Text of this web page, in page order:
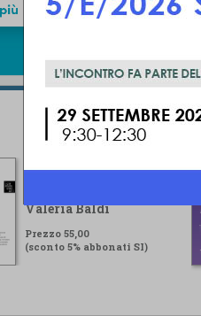
Valeria Baldi
Prezzo 55,00
(sconto 5% abbonati SI)